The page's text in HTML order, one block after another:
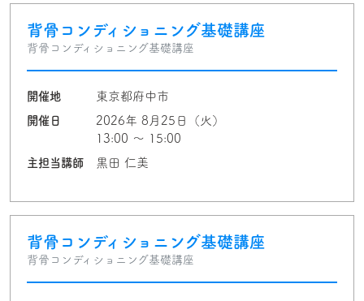
背骨コンディショニング基礎講座
背骨コンディショニング基礎講座
開催地
東京都府中市
開催日
2026年 8月25日（火）
13:00 〜 15:00
主担当講師
黒田 仁美
背骨コンディショニング基礎講座
背骨コンディショニング基礎講座